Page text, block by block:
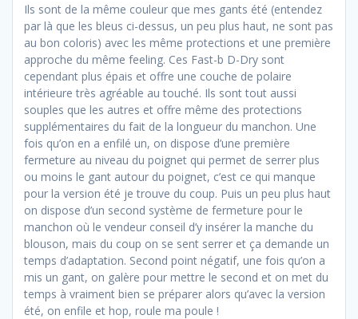
Ils sont de la même couleur que mes gants été (entendez
par là que les bleus ci-dessus, un peu plus haut, ne sont pas
au bon coloris) avec les même protections et une première
approche du même feeling. Ces Fast-b D-Dry sont
cependant plus épais et offre une couche de polaire
intérieure très agréable au touché. Ils sont tout aussi
souples que les autres et offre même des protections
supplémentaires du fait de la longueur du manchon. Une
fois qu’on en a enfilé un, on dispose d’une première
fermeture au niveau du poignet qui permet de serrer plus
ou moins le gant autour du poignet, c’est ce qui manque
pour la version été je trouve du coup. Puis un peu plus haut
on dispose d’un second système de fermeture pour le
manchon où le vendeur conseil d’y insérer la manche du
blouson, mais du coup on se sent serrer et ça demande un
temps d’adaptation. Second point négatif, une fois qu’on a
mis un gant, on galère pour mettre le second et on met du
temps à vraiment bien se préparer alors qu’avec la version
été, on enfile et hop, roule ma poule !